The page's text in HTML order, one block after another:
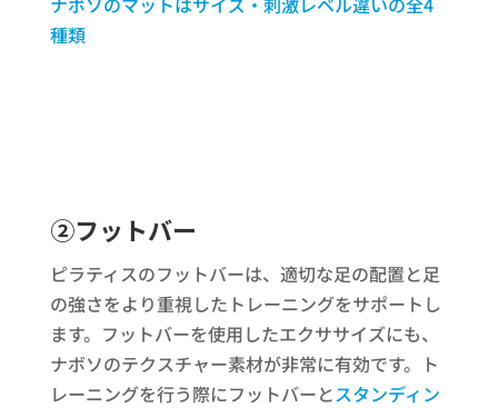
種類
➁フットバー
ピラティスのフットバーは、適切な足の配置と足
の強さをより重視したトレーニングをサポートし
ます。フットバーを使用したエクササイズにも、
ナボソのテクスチャー素材が非常に有効です。ト
レーニングを行う際にフットバーとスタンディン